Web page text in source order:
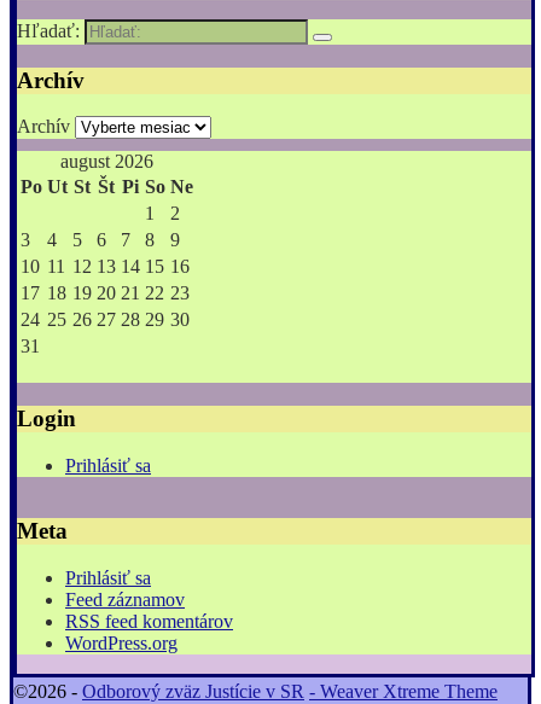
Hľadať:
Archív
Archív
august 2026
Po Ut St Št Pi So Ne
1
2
3
4 5 6 7 8
9
10 11 12 13 14 15 16
17 18 19 20 21 22 23
24 25 26 27 28 29 30
31
Login
Prihlásiť sa
Meta
Prihlásiť sa
Feed záznamov
RSS feed komentárov
WordPress.org
©2026 - Odborový zväz Justície v SR - Weaver Xtreme Theme